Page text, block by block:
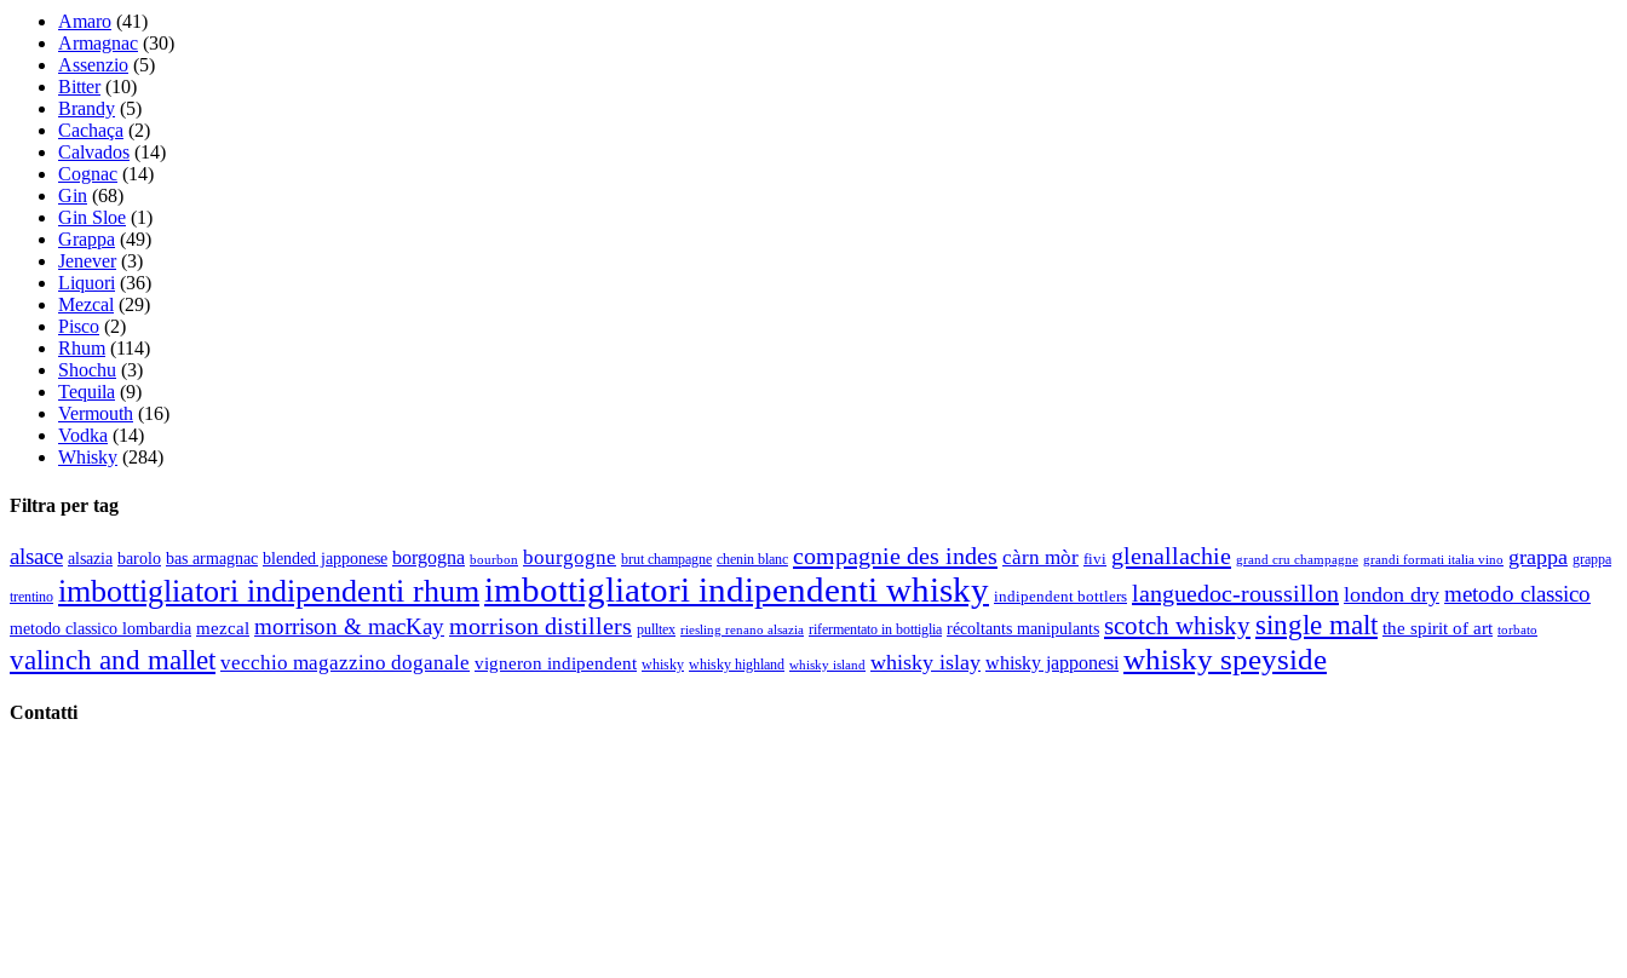
Amaro (41)
Armagnac (30)
Assenzio (5)
Bitter (10)
Brandy (5)
Cachaça (2)
Calvados (14)
Cognac (14)
Gin (68)
Gin Sloe (1)
Grappa (49)
Jenever (3)
Liquori (36)
Mezcal (29)
Pisco (2)
Rhum (114)
Shochu (3)
Tequila (9)
Vermouth (16)
Vodka (14)
Whisky (284)
Filtra per tag
alsace alsazia barolo bas armagnac blended japponese borgogna bourbon bourgogne brut champagne chenin blanc compagnie des indes càrn mòr fivi glenallachie grand cru champagne grandi formati italia vino grappa grappa
trentino imbottigliatori indipendenti rhumimbottigliatori indipendenti whisky indipendent bottlers languedoc-roussillon london dry metodo classico
metodo classico lombardia mezcal morrison & macKaymorrison distillers pulltex riesling renano alsazia rifermentato in bottiglia récoltants manipulants scotch whisky single malt the spirit of art torbato
valinch and mallet vecchio magazzino doganale vigneron indipendent whisky whisky highland whisky island whisky islay whisky japponesi whisky speyside
Contatti